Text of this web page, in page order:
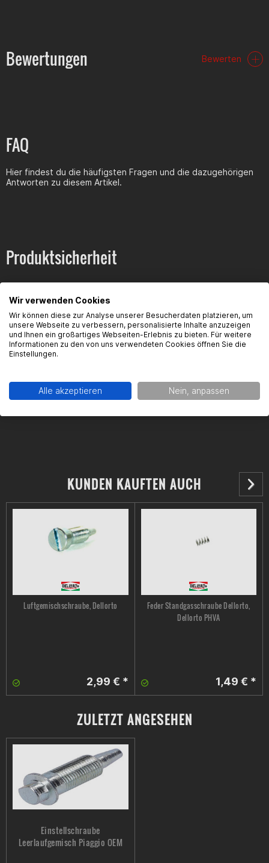
OEM Artikelnummer zu Vergleichszwecken
Bewertungen Bewerten
FAQ
Hier findest du die häufigsten Fragen und die dazugehörigen
Antworten zu diesem Artikel.
Produktsicherheit
Kontaktinformationen des Herstellers:
Piaggio Deutschland GmbH
Reisholzer Werftstraße 40
D-40589 Düsseldorf
KUNDEN KAUFTEN AUCH
Luftgemischschraube, Dellorto
2,99 € *
Feder Standgasschraube Dellorto,
Dellorto PHVA
1,49 € *
ZULETZT ANGESEHEN
Einstellschraube
Leerlaufgemisch Piaggio OEM
Wir verwenden Cookies
Wir können diese zur Analyse unserer Besucherdaten platzieren, um
unsere Webseite zu verbessern, personalisierte Inhalte anzuzeigen
und Ihnen ein großartiges Webseiten-Erlebnis zu bieten. Für weitere
Informationen zu den von uns verwendeten Cookies öffnen Sie die
Einstellungen.
Alle akzeptieren Nein, anpassen